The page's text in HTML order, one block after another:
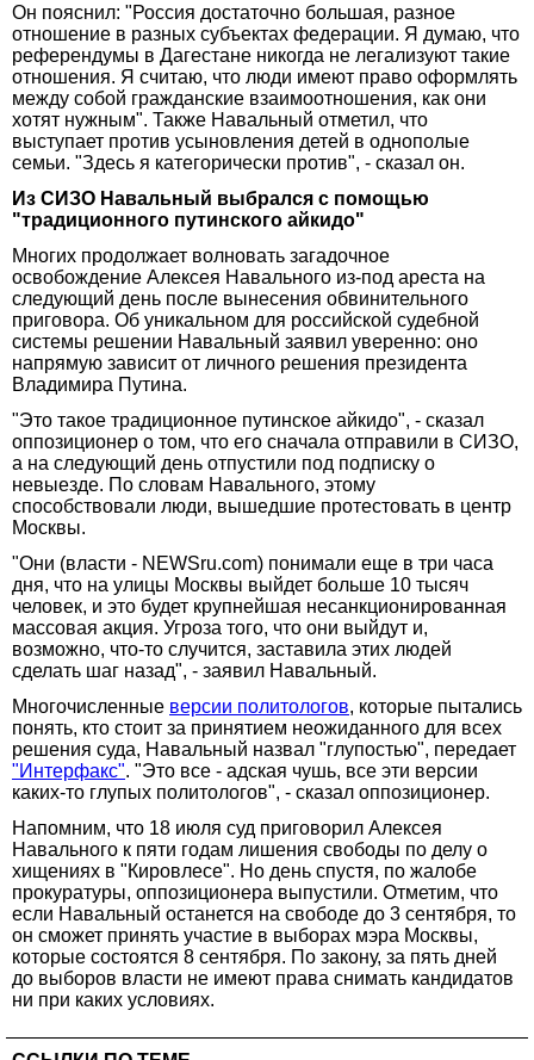
Он пояснил: "Россия достаточно большая, разное
отношение в разных субъектах федерации. Я думаю, что
референдумы в Дагестане никогда не легализуют такие
отношения. Я считаю, что люди имеют право оформлять
между собой гражданские взаимоотношения, как они
хотят нужным". Также Навальный отметил, что
выступает против усыновления детей в однополые
семьи. "Здесь я категорически против", - сказал он.
Из СИЗО Навальный выбрался с помощью
"традиционного путинского айкидо"
Многих продолжает волновать загадочное
освобождение Алексея Навального из-под ареста на
следующий день после вынесения обвинительного
приговора. Об уникальном для российской судебной
системы решении Навальный заявил уверенно: оно
напрямую зависит от личного решения президента
Владимира Путина.
"Это такое традиционное путинское айкидо", - сказал
оппозиционер о том, что его сначала отправили в СИЗО,
а на следующий день отпустили под подписку о
невыезде. По словам Навального, этому
способствовали люди, вышедшие протестовать в центр
Москвы.
"Они (власти - NEWSru.com) понимали еще в три часа
дня, что на улицы Москвы выйдет больше 10 тысяч
человек, и это будет крупнейшая несанкционированная
массовая акция. Угроза того, что они выйдут и,
возможно, что-то случится, заставила этих людей
сделать шаг назад", - заявил Навальный.
Многочисленные версии политологов, которые пытались
понять, кто стоит за принятием неожиданного для всех
решения суда, Навальный назвал "глупостью", передает
"Интерфакс". "Это все - адская чушь, все эти версии
каких-то глупых политологов", - сказал оппозиционер.
Напомним, что 18 июля суд приговорил Алексея
Навального к пяти годам лишения свободы по делу о
хищениях в "Кировлесе". Но день спустя, по жалобе
прокуратуры, оппозиционера выпустили. Отметим, что
если Навальный останется на свободе до 3 сентября, то
он сможет принять участие в выборах мэра Москвы,
которые состоятся 8 сентября. По закону, за пять дней
до выборов власти не имеют права снимать кандидатов
ни при каких условиях.